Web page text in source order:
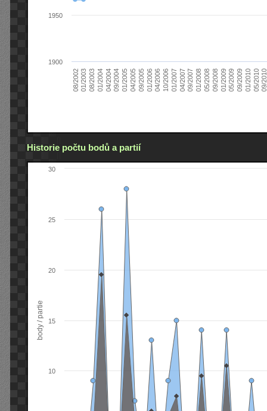
08/200201/200308/200301/200404/200409/200401/200504/200509/200501/200604/200610/200601/200704/200709/200701/200805/200809/200801/200905/200909/200901/201005/201009/
1900
1950
Historie počtu bodů a partií
body / partie
10
15
20
25
30